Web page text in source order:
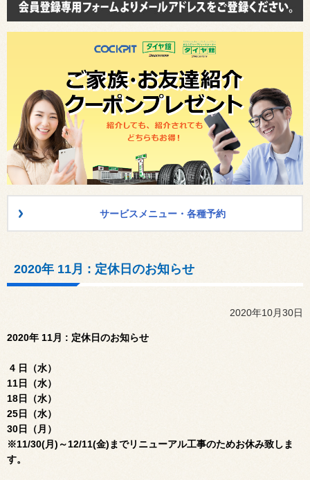
サービスメニュー・各種予約
2020年 11月 : 定休日のお知らせ
2020年10月30日
2020年 11月 : 定休日のお知らせ
4 日（水）
11日（水）
18日（水）
25日（水）
30日（月）
※11/30(月)～12/11(金)までリニューアル工事のためお休み致しま
す。